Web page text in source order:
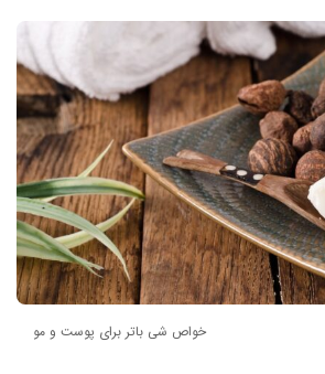
خواص شی باتر برای پوست و مو